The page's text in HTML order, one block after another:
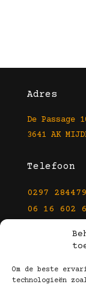
Om de beste
technologieën
Adres
De Passage
3641 AK
Telefoon
0297 284479
06 16 602